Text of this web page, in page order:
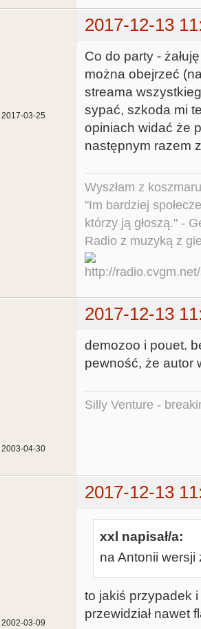
2017-12-13
2017-03-25
Co do party -
można obejrzeć
streama
sypać, szkoda mi
opiniach widać że
następnym razem
Wyszłam z
"Im bardziej
którzy ją głoszą." -
Radio z muzyką z
2017-12-13
2003-04-30
demozoo i pouet.
pewność, że autor
Silly Venture -
2017-12-13
2002-03-09
xxl napisał/a:
na Antonii wersji
to jakiś przypadek
przewidział nawet